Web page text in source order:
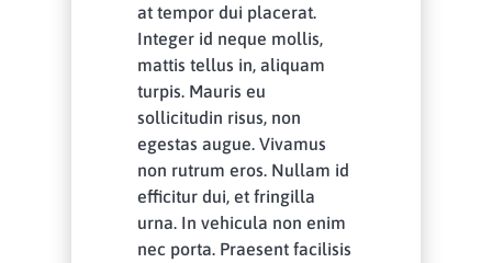
at tempor dui placerat.
Integer id neque mollis,
mattis tellus in, aliquam
turpis. Mauris eu
sollicitudin risus, non
egestas augue. Vivamus
non rutrum eros. Nullam id
efficitur dui, et fringilla
urna. In vehicula non enim
nec porta. Praesent facilisis